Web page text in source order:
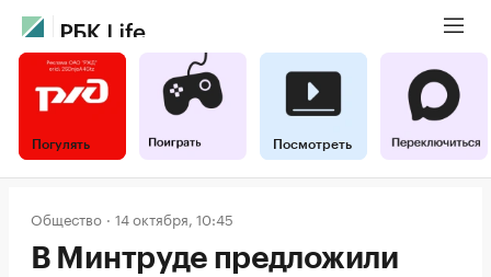
Погулять Посмотреть
Общество 14 октября, 10:45
В Минтруде предложили